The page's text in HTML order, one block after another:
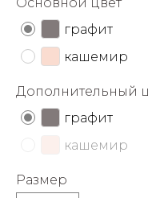
графит
кашемир
Дополнительный
графит
кашемир
Размер
Подробнее
об оплате